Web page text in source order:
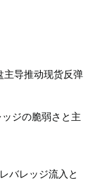
主导推动现货反弹
ジの脆弱さと主
バレッジ流入と